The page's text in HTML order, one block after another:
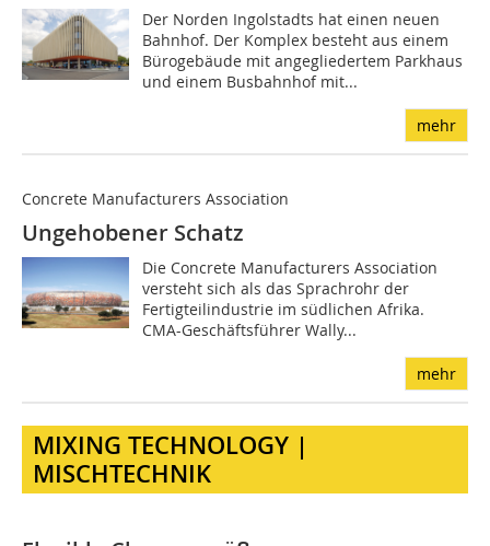
Der Norden Ingolstadts hat einen neuen
Bahnhof. Der Komplex besteht aus einem
Bürogebäude mit angegliedertem Parkhaus
und einem Busbahnhof mit...
mehr
Concrete Manufacturers Association
Ungehobener Schatz
Die Concrete Manufacturers Association
versteht sich als das Sprachrohr der
Fertigteilindustrie im südlichen Afrika.
CMA-Geschäftsführer Wally...
mehr
MIXING TECHNOLOGY |
MISCHTECHNIK